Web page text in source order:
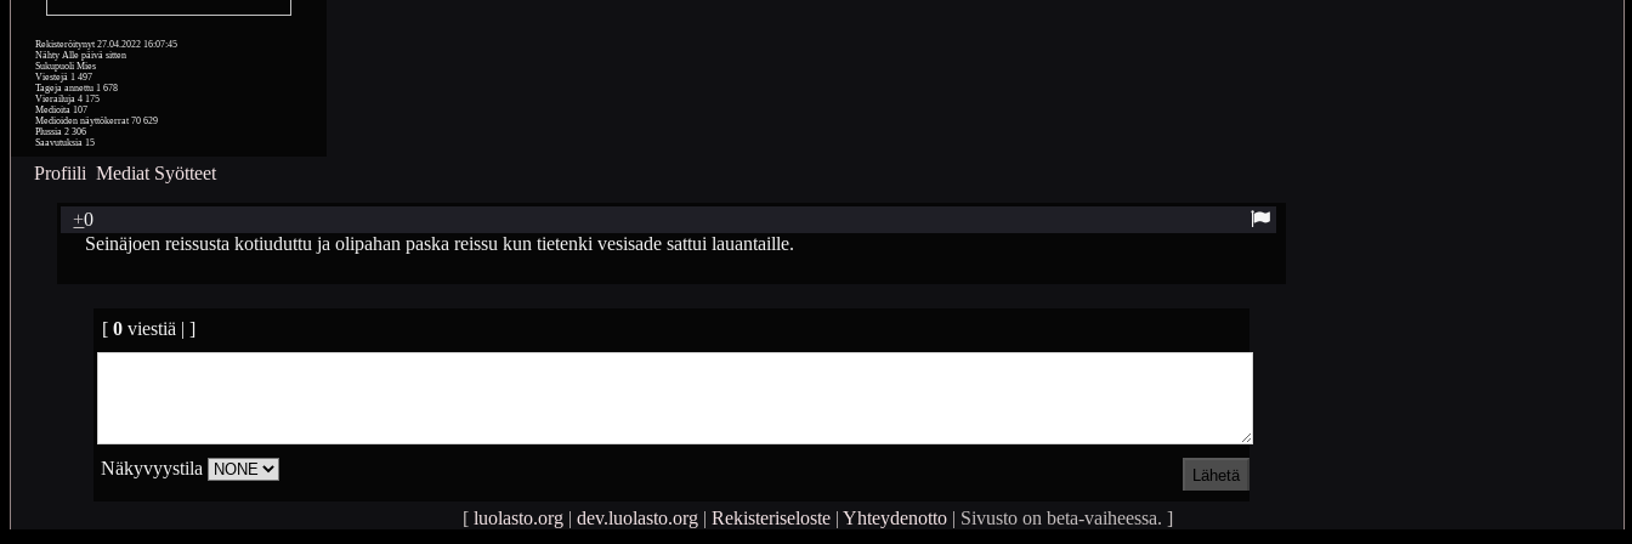
Rekisteröitynyt 27.04.2022 16:07:45
Nähty Alle päivä sitten
Sukupuoli Mies
Viestejä 1 497
Tageja annettu 1 678
Vierailuja 4 175
Medioita 107
Medioiden näyttökerrat 70 629
Plussia 2 306
Saavutuksia 15
Profiili Mediat Syötteet
+0
Seinäjoen reissusta kotiuduttu ja olipahan paska reissu kun tietenki vesisade sattui lauantaille.
[ 0viestiä | ]
Näkyvyystila
[ luolasto.org| dev.luolasto.org| Rekisteriseloste| Yhteydenotto| Sivusto on beta-vaiheessa. ]